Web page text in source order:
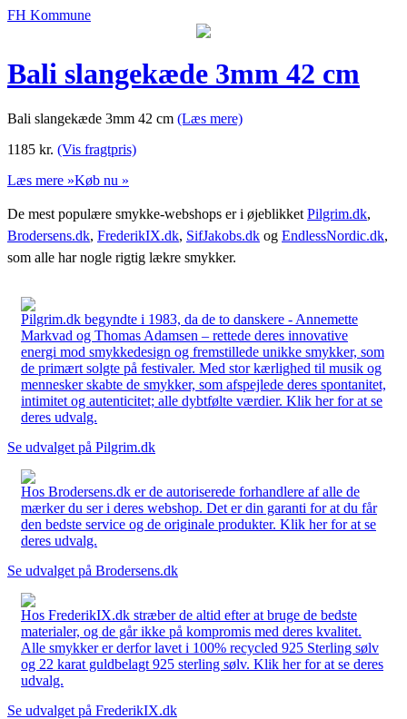
FH Kommune
Bali slangekæde 3mm 42 cm
Bali slangekæde 3mm 42 cm (Læs mere)
1185 kr. (Vis fragtpris)
Læs mere »Køb nu »
De mest populære smykke-webshops er i øjeblikket Pilgrim.dk,
Brodersens.dk, FrederikIX.dk, SifJakobs.dk og EndlessNordic.dk,
som alle har nogle rigtig lækre smykker.
Pilgrim.dk begyndte i 1983, da de to danskere - Annemette
Markvad og Thomas Adamsen – rettede deres innovative
energi mod smykkedesign og fremstillede unikke smykker, som
de primært solgte på festivaler. Med stor kærlighed til musik og
mennesker skabte de smykker, som afspejlede deres spontanitet,
intimitet og autenticitet; alle dybtfølte værdier. Klik her for at se
deres udvalg.
Se udvalget på Pilgrim.dk
Hos Brodersens.dk er de autoriserede forhandlere af alle de
mærker du ser i deres webshop. Det er din garanti for at du får
den bedste service og de originale produkter. Klik her for at se
deres udvalg.
Se udvalget på Brodersens.dk
Hos FrederikIX.dk stræber de altid efter at bruge de bedste
materialer, og de går ikke på kompromis med deres kvalitet.
Alle smykker er derfor lavet i 100% recycled 925 Sterling sølv
og 22 karat guldbelagt 925 sterling sølv. Klik her for at se deres
udvalg.
Se udvalget på FrederikIX.dk